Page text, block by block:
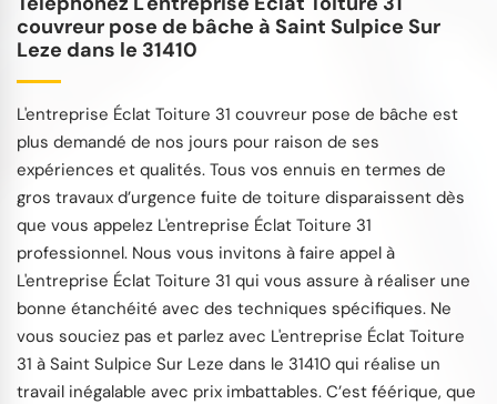
couvreur pose de bâche à Saint Sulpice Sur
Leze dans le 31410
L'entreprise Éclat Toiture 31 couvreur pose de bâche est
plus demandé de nos jours pour raison de ses
expériences et qualités. Tous vos ennuis en termes de
gros travaux d’urgence fuite de toiture disparaissent dès
que vous appelez L'entreprise Éclat Toiture 31
professionnel. Nous vous invitons à faire appel à
L'entreprise Éclat Toiture 31 qui vous assure à réaliser une
bonne étanchéité avec des techniques spécifiques. Ne
vous souciez pas et parlez avec L'entreprise Éclat Toiture
31 à Saint Sulpice Sur Leze dans le 31410 qui réalise un
travail inégalable avec prix imbattables. C’est féérique, que